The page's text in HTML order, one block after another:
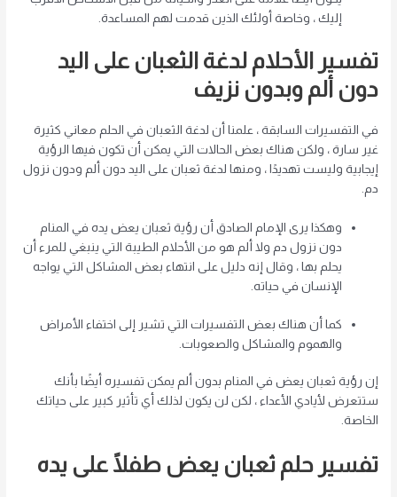
إليك ، وخاصة أولئك الذين قدمت لهم المساعدة.
تفسير الأحلام لدغة الثعبان على اليد
دون ألم وبدون نزيف
في التفسيرات السابقة ، علمنا أن لدغة الثعبان في الحلم معاني كثيرة
غير سارة ، ولكن هناك بعض الحالات التي يمكن أن تكون فيها الرؤية
إيجابية وليست تهديدًا ، ومنها لدغة ثعبان على اليد دون ألم ودون نزول
دم.
وهكذا يرى الإمام الصادق أن رؤية ثعبان يعض يده في المنام
دون نزول دم ولا ألم هو من الأحلام الطيبة التي ينبغي للمرء أن
يحلم بها ، وقال إنه دليل على انتهاء بعض المشاكل التي يواجه
الإنسان في حياته.
كما أن هناك بعض التفسيرات التي تشير إلى اختفاء الأمراض
والهموم والمشاكل والصعوبات.
إن رؤية ثعبان يعض في المنام بدون ألم يمكن تفسيره أيضًا بأنك
ستتعرض لأيادي الأعداء ، لكن لن يكون لذلك أي تأثير كبير على حياتك
الخاصة.
تفسير حلم ثعبان يعض طفلًا على يده